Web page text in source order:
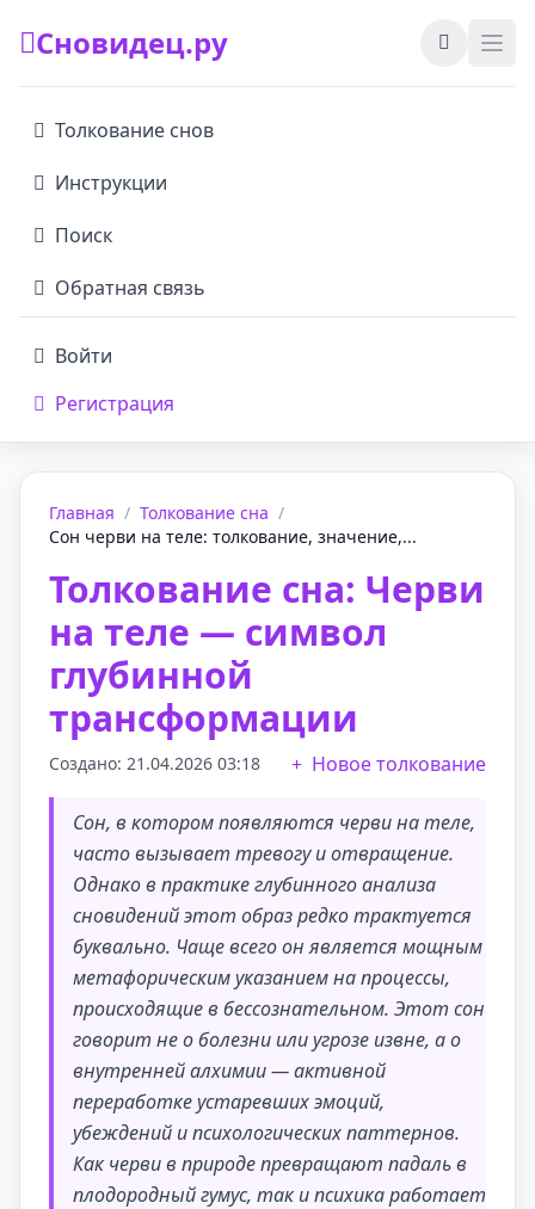
Сновидец.ру
Толкование снов
Инструкции
Поиск
Обратная связь
Войти
Регистрация
Главная / Толкование сна /
Сон черви на теле: толкование, значение,...
Толкование сна: Черви
на теле — символ
глубинной
трансформации
Создано: 21.04.2026 03:18 Новое толкование
Сон, в котором появляются черви на теле,
часто вызывает тревогу и отвращение.
Однако в практике глубинного анализа
сновидений этот образ редко трактуется
буквально. Чаще всего он является мощным
метафорическим указанием на процессы,
происходящие в бессознательном. Этот сон
говорит не о болезни или угрозе извне, а о
внутренней алхимии — активной
переработке устаревших эмоций,
убеждений и психологических паттернов.
Как черви в природе превращают падаль в
плодородный гумус, так и психика работает